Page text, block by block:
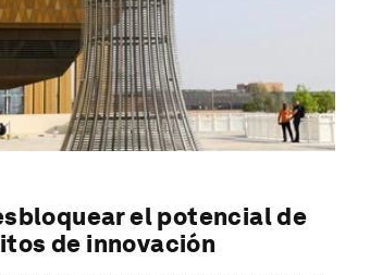
el potencial de
de innovación